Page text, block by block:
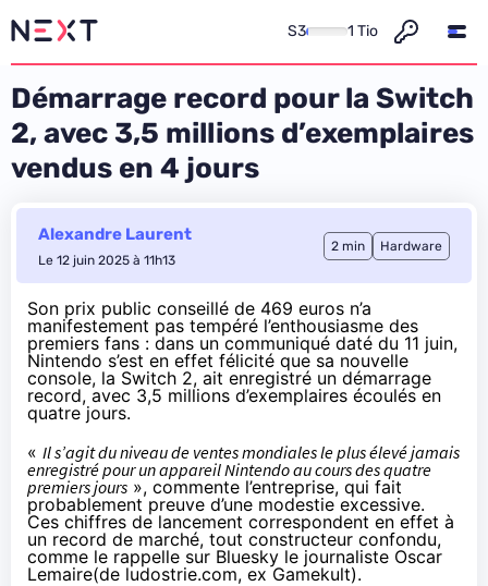
S3 1 Tio
Démarrage record pour la Switch
2, avec 3,5 millions d’exemplaires
vendus en 4 jours
Alexandre Laurent
Le 12 juin 2025 à 11h13
2 min Hardware
Son prix public conseillé de 469 euros n’a
manifestement pas tempéré l’enthousiasme des
premiers fans : dans un communiqué daté du 11 juin,
Nintendo s’est en effet félicité que sa nouvelle
console, la Switch 2, ait enregistré un démarrage
record, avec 3,5 millions d’exemplaires écoulés en
quatre jours.
« Il s’agit du niveau de ventes mondiales le plus élevé jamais
enregistré pour un appareil Nintendo au cours des quatre
premiers jours », commente l’entreprise, qui fait
probablement preuve d’une modestie excessive.
Ces chiffres de lancement correspondent en effet à
un record de marché, tout constructeur confondu,
comme le rappelle sur Bluesky le journaliste Oscar
Lemaire(de ludostrie.com, ex Gamekult).